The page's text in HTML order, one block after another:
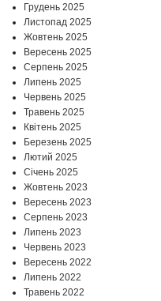
Грудень 2025
Листопад 2025
Жовтень 2025
Вересень 2025
Серпень 2025
Липень 2025
Червень 2025
Травень 2025
Квітень 2025
Березень 2025
Лютий 2025
Січень 2025
Жовтень 2023
Вересень 2023
Серпень 2023
Липень 2023
Червень 2023
Вересень 2022
Липень 2022
Травень 2022